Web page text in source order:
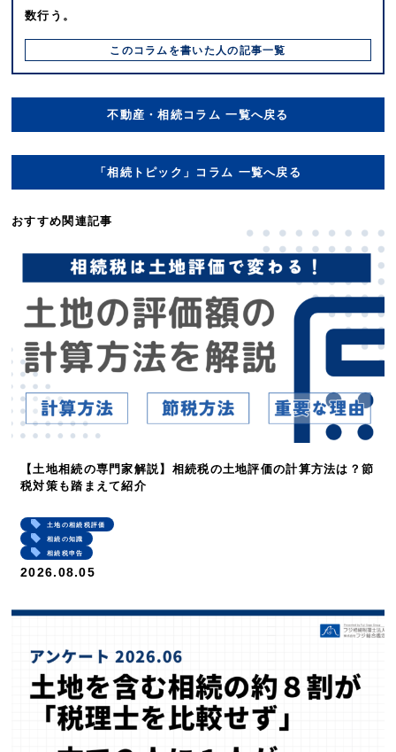
数行う。
このコラムを書いた⼈の記事⼀覧
不動産・相続コラム 一覧へ戻る
「相続トピック」コラム 一覧へ戻る
おすすめ関連記事
【土地相続の専門家解説】相続税の土地評価の計算方法は？節
税対策も踏まえて紹介
土地の相続税評価
相続の知識
相続税申告
2026.08.05